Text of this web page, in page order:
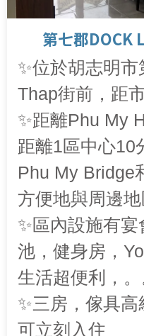
第七郡DOCK
✨位於胡志明
Thap街前，距
✨距離Phu My
距離1區中心10
Phu My Bridge
方便地與周邊
✨區內設施有
池，健身房，
生活超便利，。
✨三房，傢具高
可立刻入住​